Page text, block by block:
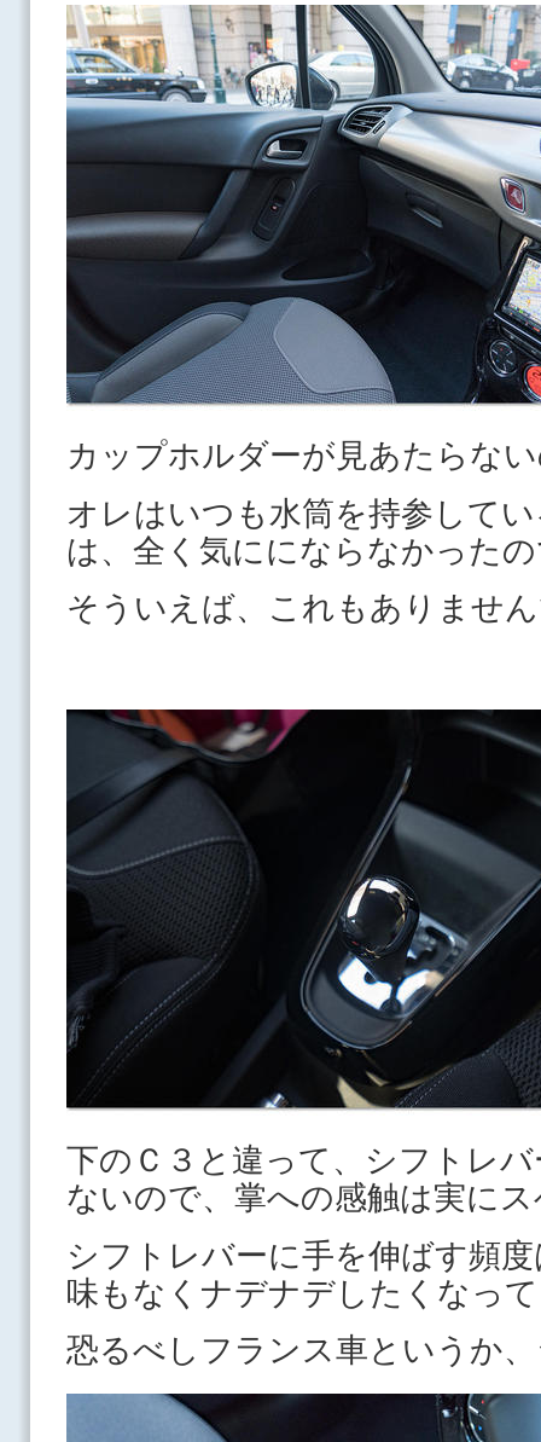
カップホルダーが見あたらな
オレはいつも水筒を持参して
は、全く気ににならなかった
そういえば、これもありませ
下のＣ３と違って、シフトレ
ないので、掌への感触は実に
シフトレバーに手を伸ばす頻
味もなくナデナデしたくなっ
恐るべしフランス車というか